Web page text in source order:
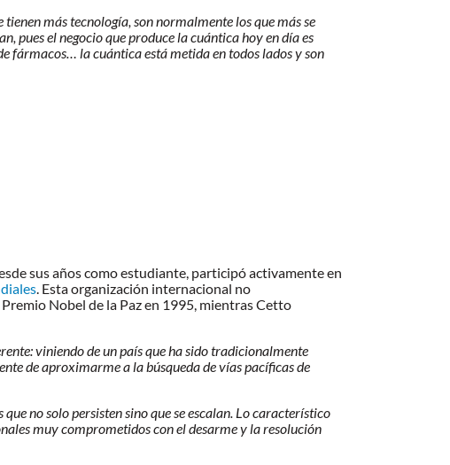
más tecnología, son normalmente los que más se
pues el negocio que produce la cuántica hoy en día es
fármacos… la cuántica está metida en todos lados y son
sus años como estudiante, participó activamente en
. Esta organización internacional no
Nobel de la Paz en 1995, mientras Cetto
viniendo de un país que ha sido tradicionalmente
de aproximarme a la búsqueda de vías pacíficas de
no solo persisten sino que se escalan. Lo característico
muy comprometidos con el desarme y la resolución